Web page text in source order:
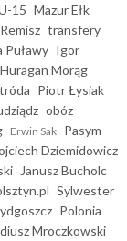
15 Mazur Ełk
transfery
Puławy Igor
Huragan Morąg
Piotr Łysiak
obóz
Erwin Sak Pasym
Dziemidowicz
Janusz Bucholc
Sylwester
Polonia
Mroczkowski